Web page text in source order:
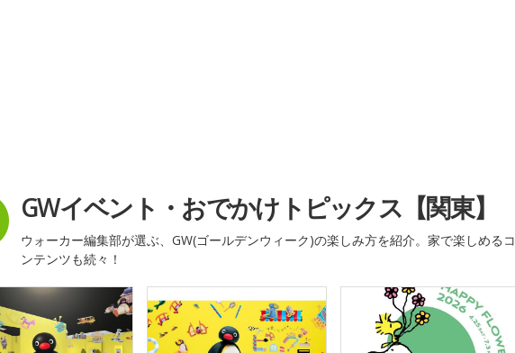
GWイベント・おでかけトピックス【関東】
ウォーカー編集部が選ぶ、GW(ゴールデンウィーク)の楽しみ方を紹介。家で楽しめるコ
ンテンツも続々！